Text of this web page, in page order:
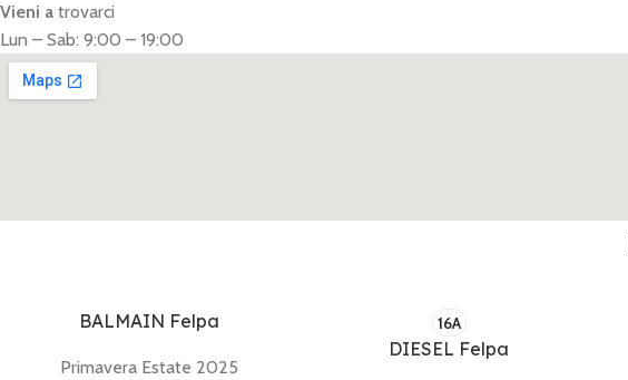
Vieni a trovarci
Lun – Sab: 9:00 – 19:00
BALMAIN Felpa
Primavera Estate 2025
16A
DIESEL Felpa